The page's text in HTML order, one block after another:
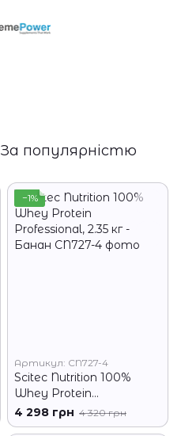
За популярністю
−1%
Артикул: CN727-4
Scitec Nutrition 100%
Whey Protein
Professional, 2.35 кг -
Банан
4 298 грн 4 320 грн